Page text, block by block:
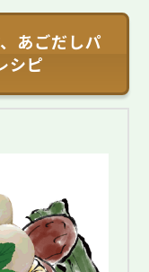
あごだしパ
シピ